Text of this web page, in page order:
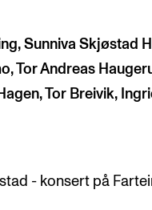
Sunniva Skjøstad
Tor Andreas
Tor Breivik,
- konsert på